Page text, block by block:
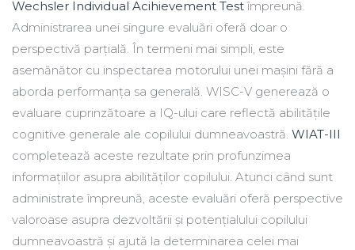
Wechsler Individual Acihievement Test împreună.
Administrarea unei singure evaluări oferă doar o
perspectivă parțială. În termeni mai simpli, este
asemănător cu inspectarea motorului unei mașini fără a
aborda performanța sa generală. WISC-V generează o
evaluare cuprinzătoare a IQ-ului care reflectă abilitățile
cognitive generale ale copilului dumneavoastră. WIAT-III
completează aceste rezultate prin profunzimea
informațiilor asupra abilităților copilului. Atunci când sunt
administrate împreună, aceste evaluări oferă perspective
valoroase asupra dezvoltării și potențialului copilului
dumneavoastră și ajută la determinarea celei mai